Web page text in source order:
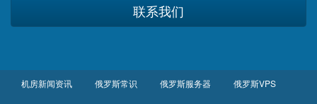
联系我们
机房新闻资讯 俄罗斯常识 俄罗斯服务器 俄罗斯VPS